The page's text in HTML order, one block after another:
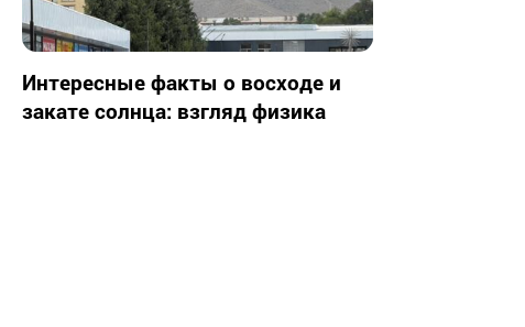
Интересные факты о восходе и
закате солнца: взгляд физика